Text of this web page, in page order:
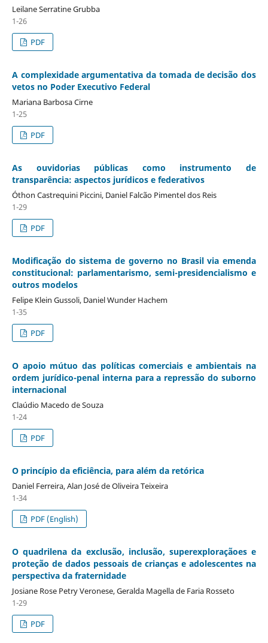
Leilane Serratine Grubba
1-26
PDF
A complexidade argumentativa da tomada de decisão dos
vetos no Poder Executivo Federal
Mariana Barbosa Cirne
1-25
PDF
As ouvidorias públicas como instrumento de
transparência: aspectos jurídicos e federativos
Óthon Castrequini Piccini, Daniel Falcão Pimentel dos Reis
1-29
PDF
Modificação do sistema de governo no Brasil via emenda
constitucional: parlamentarismo, semi-presidencialismo e
outros modelos
Felipe Klein Gussoli, Daniel Wunder Hachem
1-35
PDF
O apoio mútuo das políticas comerciais e ambientais na
ordem jurídico-penal interna para a repressão do suborno
internacional
Claúdio Macedo de Souza
1-24
PDF
O princípio da eficiência, para além da retórica
Daniel Ferreira, Alan José de Oliveira Teixeira
1-34
PDF (English)
O quadrilena da exclusão, inclusão, superexploraçãoes e
proteção de dados pessoais de crianças e adolescentes na
perspectiva da fraternidade
Josiane Rose Petry Veronese, Geralda Magella de Faria Rosseto
1-29
PDF